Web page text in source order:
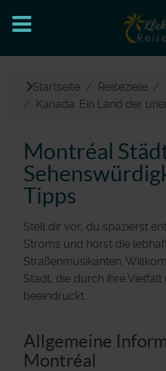
Startseite Reiseziele
Kanada: Ein Land der
Montréal
Tipps
Stell dir vor, du spazierst
Stroms und hörst die
Straßenmusikanten.
Stadt, die durch ihre
beeindruckt.
Allgemeine
Montréal